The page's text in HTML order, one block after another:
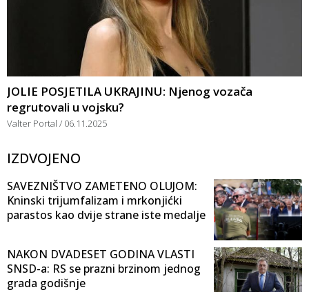
JOLIE POSJETILA UKRAJINU: Njenog vozača
regrutovali u vojsku?
Valter Portal 06.11.2025
IZDVOJENO
SAVEZNIŠTVO ZAMETENO OLUJOM:
Kninski trijumfalizam i mrkonjićki
parastos kao dvije strane iste medalje
NAKON DVADESET GODINA VLASTI
SNSD-a: RS se prazni brzinom jednog
grada godišnje